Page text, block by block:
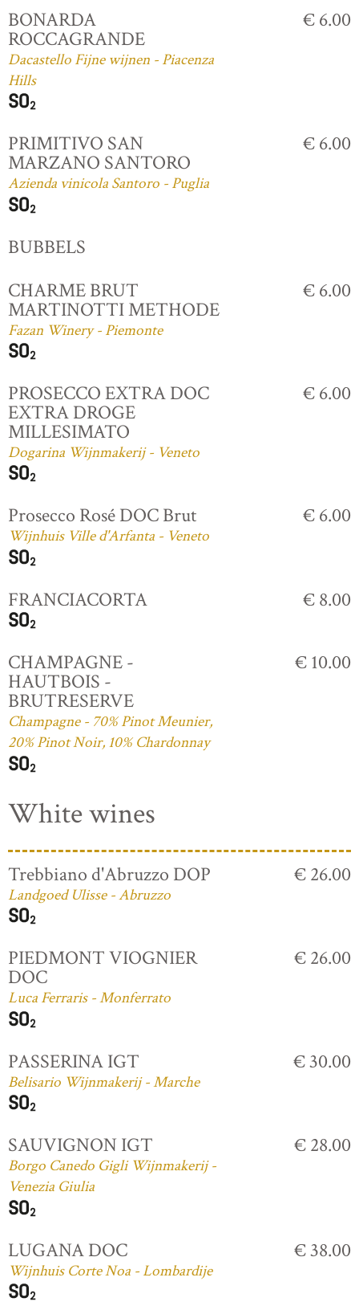
BONARDA
ROCCAGRANDE
Dacastello Fijne wijnen - Piacenza
Hills
€ 6.00
PRIMITIVO SAN
MARZANO SANTORO
Azienda vinicola Santoro - Puglia
€ 6.00
BUBBELS
CHARME BRUT
MARTINOTTI METHODE
Fazan Winery - Piemonte
€ 6.00
PROSECCO EXTRA DOC
EXTRA DROGE
MILLESIMATO
Dogarina Wijnmakerij - Veneto
€ 6.00
Prosecco Rosé DOC Brut
Wijnhuis Ville d'Arfanta - Veneto
€ 6.00
FRANCIACORTA € 8.00
CHAMPAGNE -
HAUTBOIS -
BRUTRESERVE
Champagne - 70% Pinot Meunier,
20% Pinot Noir, 10% Chardonnay
€ 10.00
White wines
Trebbiano d'Abruzzo DOP
Landgoed Ulisse - Abruzzo
€ 26.00
PIEDMONT VIOGNIER
DOC
Luca Ferraris - Monferrato
€ 26.00
PASSERINA IGT
Belisario Wijnmakerij - Marche
€ 30.00
SAUVIGNON IGT
Borgo Canedo Gigli Wijnmakerij -
Venezia Giulia
€ 28.00
LUGANA DOC
Wijnhuis Corte Noa - Lombardije
€ 38.00